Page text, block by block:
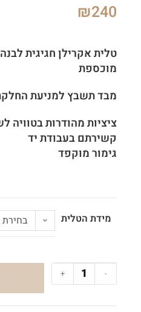
₪240
טלית אקרילן חגיגית
מוכספת
מבד תשבץ למניעת
ציציות מהודרות בטוויה
קשירתם בעבודת יד
גימור מוקפד
מידת הטלית
-
+